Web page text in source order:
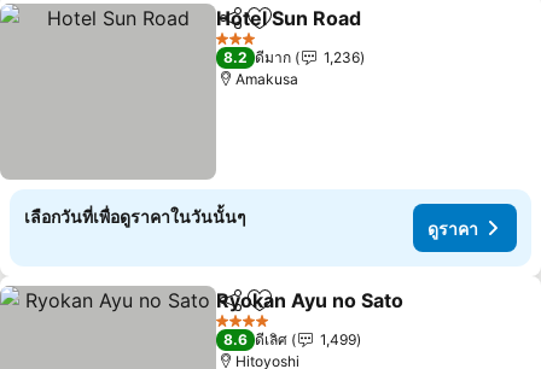
แชร์ เพิ่มในรายการโปรด
Hotel Sun Road
3 ดาว
8.2 ดีมาก
1,236
Amakusa
เลือกวันที่เพื่อดูราคาในวันนั้นๆ
ดูราคา
แชร์ เพิ่มในรายการโปรด
Ryokan Ayu no Sato
4 ดาว
8.6 ดีเลิศ
1,499
Hitoyoshi